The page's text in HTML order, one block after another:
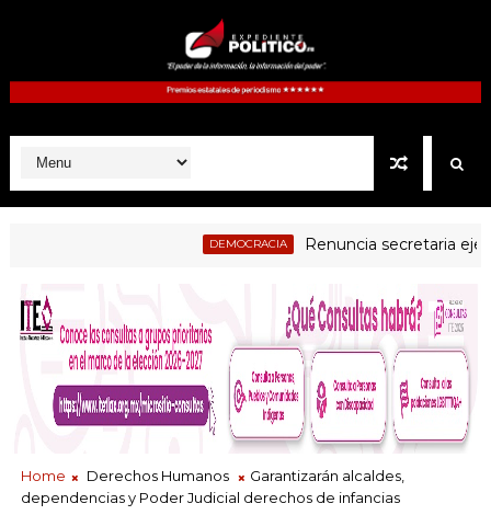
DEMOCRACIA Renuncia secretaria ejecutiva
Home Derechos Humanos
Garantizarán alcaldes,
dependencias y Poder Judicial derechos de infancias